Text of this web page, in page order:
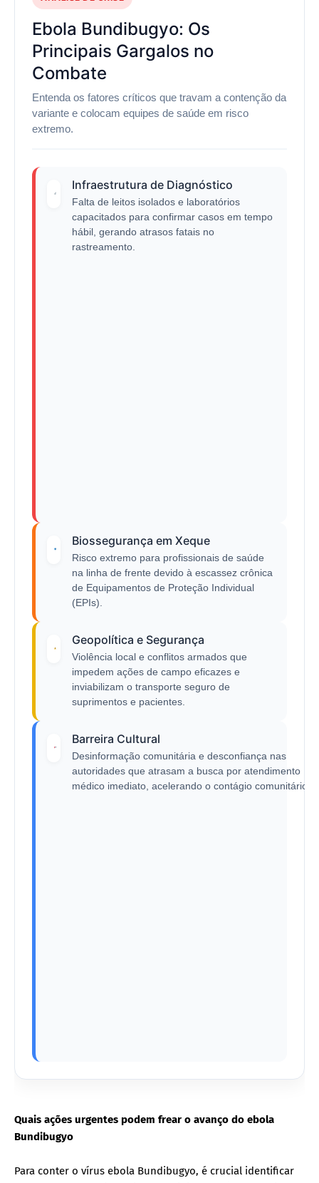
Ebola Bundibugyo: Os
Principais Gargalos no
Combate
Entenda os fatores críticos que travam a contenção da
variante e colocam equipes de saúde em risco
extremo.
Infraestrutura de Diagnóstico
Falta de leitos isolados e laboratórios
capacitados para confirmar casos em tempo
hábil, gerando atrasos fatais no
rastreamento.
Biossegurança em Xeque
Risco extremo para profissionais de saúde
na linha de frente devido à escassez crônica
de Equipamentos de Proteção Individual
(EPIs).
Geopolítica e Segurança
Violência local e conflitos armados que
impedem ações de campo eficazes e
inviabilizam o transporte seguro de
suprimentos e pacientes.
Barreira Cultural
Desinformação comunitária e desconfiança nas
autoridades que atrasam a busca por atendimento
médico imediato, acelerando o contágio comunitário.
Quais ações urgentes podem frear o avanço do ebola
Bundibugyo
Para conter o vírus ebola Bundibugyo, é crucial identificar